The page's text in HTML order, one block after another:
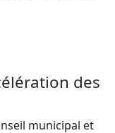
des
municipal et